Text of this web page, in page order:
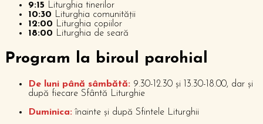
9:15 Liturghia tinerilor
10:30 Liturghia comunității
12:00 Liturghia copiilor
18:00 Liturghia de seară
Program la biroul parohial
De luni până sâmbătă: 9.30-12.30 și 13.30-18.00, dar și
după fiecare Sfântă Liturghie
Duminica: înainte și după Sfintele Liturghii